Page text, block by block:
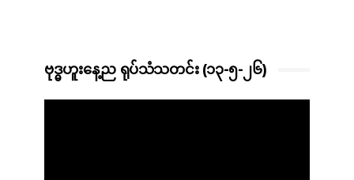
ဗုဒ္ဓဟူးနေ့ည ရုပ်သံသတင်း (၁၃-၅-၂၆)